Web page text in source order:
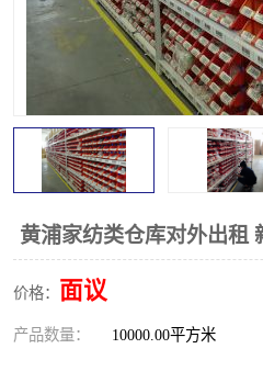
黄浦家纺类仓库对外出租
价格： 面议
产品数量： 10000.00平方米
上海托管仓库